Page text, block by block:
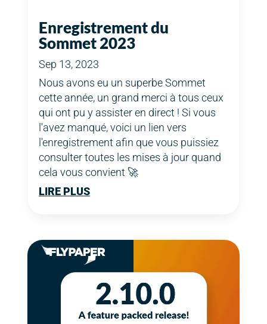
Enregistrement du
Sommet 2023
Sep 13, 2023
Nous avons eu un superbe Sommet
cette année, un grand merci à tous ceux
qui ont pu y assister en direct ! Si vous
l'avez manqué, voici un lien vers
l'enregistrement afin que vous puissiez
consulter toutes les mises à jour quand
cela vous convient 🚀
LIRE PLUS